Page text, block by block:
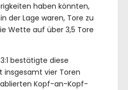
haben könnten,
der Lage waren, Tore zu
Wette auf über 3,5 Tore
bestätigte diese
insgesamt vier Toren
Kopf-an-Kopf-